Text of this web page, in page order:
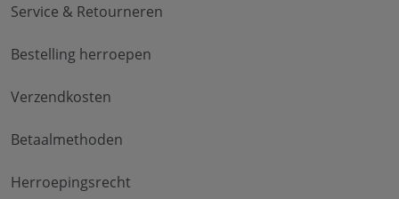
Service & Retourneren
Bestelling herroepen
Verzendkosten
Betaalmethoden
Herroepingsrecht